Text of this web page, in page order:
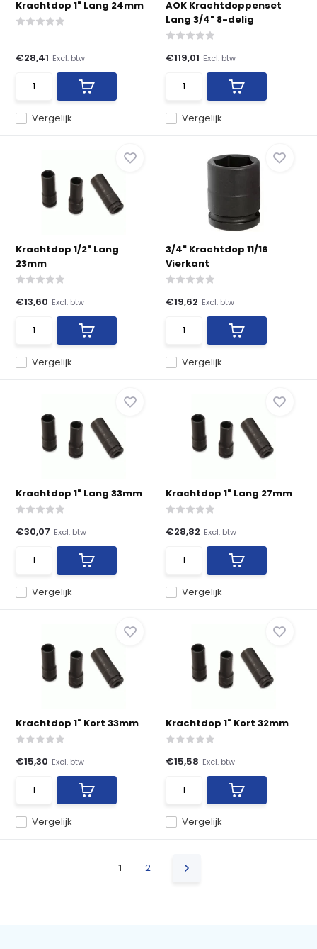
Krachtdop 1" Lang 24mm
Vergelijk
€28,41 Excl. btw
AOK Krachtdoppenset
Lang 3/4" 8-delig
Vergelijk
€119,01 Excl. btw
Krachtdop 1/2" Lang
23mm
Vergelijk
€13,60 Excl. btw
3/4" Krachtdop 11/16
Vierkant
Vergelijk
€19,62 Excl. btw
Krachtdop 1" Lang 33mm
Vergelijk
€30,07 Excl. btw
Krachtdop 1" Lang 27mm
Vergelijk
€28,82 Excl. btw
Krachtdop 1" Kort 33mm
Vergelijk
€15,30 Excl. btw
Krachtdop 1" Kort 32mm
Vergelijk
€15,58 Excl. btw
1 2